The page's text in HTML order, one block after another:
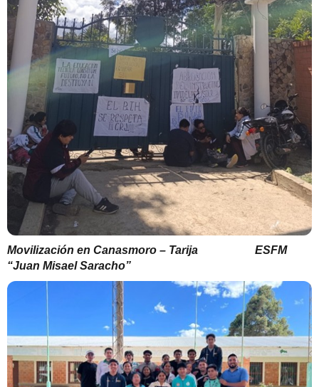
Movilización en Canasmoro – Tarija ESFM
“Juan Misael Saracho”